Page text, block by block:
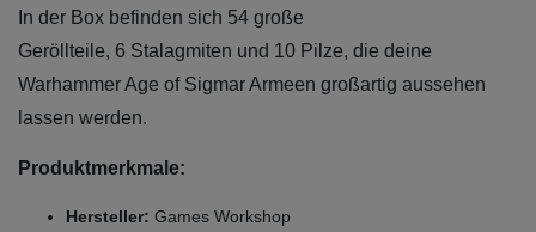
In der Box befinden sich 54 große
Geröllteile, 6 Stalagmiten und 10 Pilze, die deine
Warhammer Age of Sigmar Armeen großartig aussehen
lassen werden.
Produktmerkmale:
Hersteller: Games Workshop